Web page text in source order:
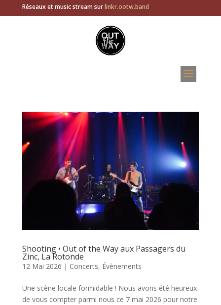
Réseaux et music stream surlinkr.ootw.band
Shooting • Out of the Way aux Passagers du
Zinc, La Rotonde
12 Mai 2026 | Concerts, Évènements
Une scène locale formidable ! Nous avons été heureux
de vous compter parmi nous ce 7 mai 2026 pour notre